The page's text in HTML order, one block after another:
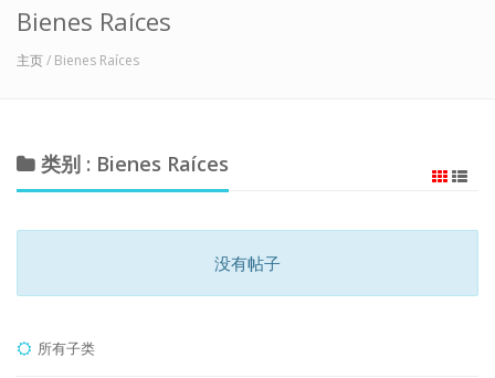
Bienes Raíces
主页/ Bienes Raíces
类别 : Bienes Raíces
没有帖子
所有子类